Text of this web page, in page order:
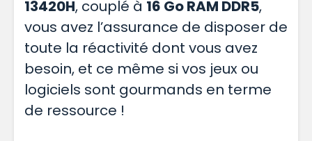
13420H, couplé à 16 Go RAM DDR5,
vous avez l’assurance de disposer de
toute la réactivité dont vous avez
besoin, et ce même si vos jeux ou
logiciels sont gourmands en terme
de ressource !